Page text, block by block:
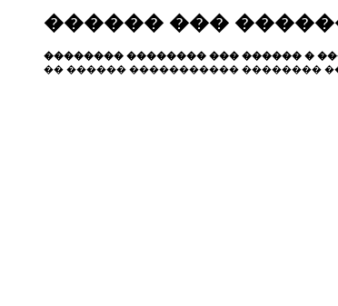
������ ���
�������� �������� ��� ������ �
�� ������ ����������� ��������